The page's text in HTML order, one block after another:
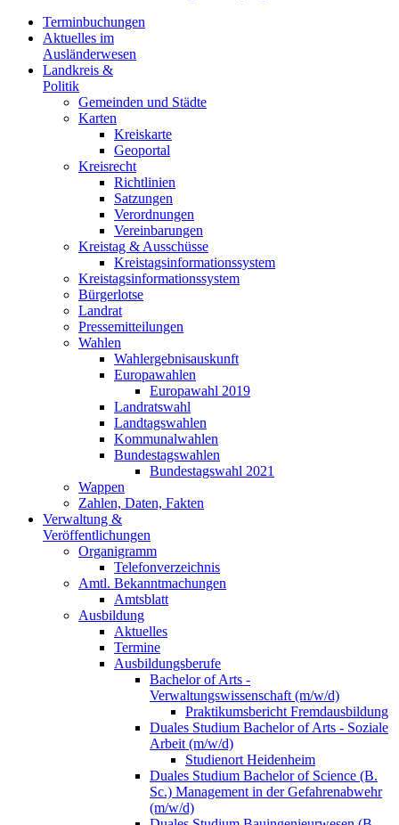
Terminbuchungen
Aktuelles im
Ausländerwesen
Landkreis &
Politik
Gemeinden und Städte
Karten
Kreiskarte
Geoportal
Kreisrecht
Richtlinien
Satzungen
Verordnungen
Vereinbarungen
Kreistag & Ausschüsse
Kreistagsinformationssystem
Kreistagsinformationssystem
Bürgerlotse
Landrat
Pressemitteilungen
Wahlen
Wahlergebnisauskunft
Europawahlen
Europawahl 2019
Landratswahl
Landtagswahlen
Kommunalwahlen
Bundestagswahlen
Bundestagswahl 2021
Wappen
Zahlen, Daten, Fakten
Verwaltung &
Veröffentlichungen
Organigramm
Telefonverzeichnis
Amtl. Bekanntmachungen
Amtsblatt
Ausbildung
Aktuelles
Termine
Ausbildungsberufe
Bachelor of Arts -
Verwaltungswissenschaft (m/w/d)
Praktikumsbericht Fremdausbildung
Duales Studium Bachelor of Arts - Soziale
Arbeit (m/w/d)
Studienort Heidenheim
Duales Studium Bachelor of Science (B.
Sc.) Management in der Gefahrenabwehr
(m/w/d)